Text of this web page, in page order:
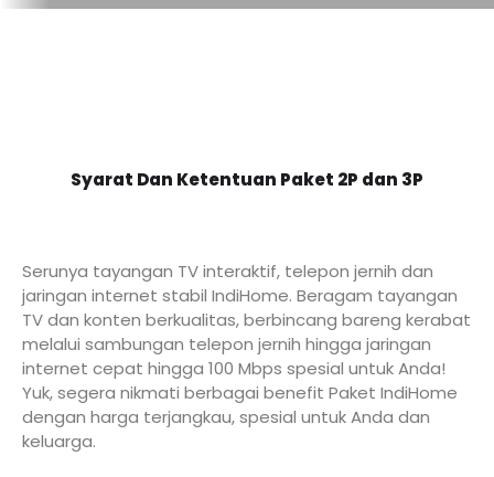
Syarat Dan Ketentuan Paket 2P dan 3P
Serunya tayangan TV interaktif, telepon jernih dan
jaringan internet stabil IndiHome. Beragam tayangan
TV dan konten berkualitas, berbincang bareng kerabat
melalui sambungan telepon jernih hingga jaringan
internet cepat hingga 100 Mbps spesial untuk Anda!
Yuk, segera nikmati berbagai benefit Paket IndiHome
dengan harga terjangkau, spesial untuk Anda dan
keluarga.